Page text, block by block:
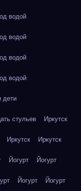
водой
водой
водой
водой
дети
стульев Иркутск
Иркутск Иркутск
Йогурт Йогурт
Йогурт Йогурт